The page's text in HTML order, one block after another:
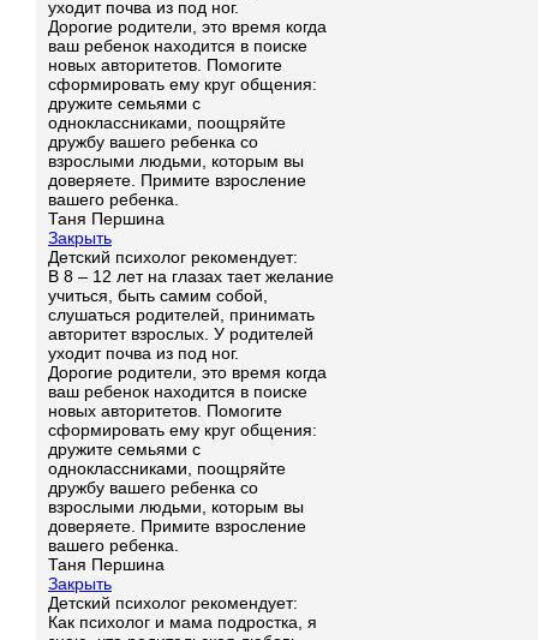
уходит почва из под ног.
Дорогие родители, это время когда
ваш ребенок находится в поиске
новых авторитетов. Помогите
сформировать ему круг общения:
дружите семьями с
одноклассниками, поощряйте
дружбу вашего ребенка со
взрослыми людьми, которым вы
доверяете. Примите взросление
вашего ребенка.
Таня Першина
Закрыть
Детский психолог рекомендует:
В 8 – 12 лет на глазах тает желание
учиться, быть самим собой,
слушаться родителей, принимать
авторитет взрослых. У родителей
уходит почва из под ног.
Дорогие родители, это время когда
ваш ребенок находится в поиске
новых авторитетов. Помогите
сформировать ему круг общения:
дружите семьями с
одноклассниками, поощряйте
дружбу вашего ребенка со
взрослыми людьми, которым вы
доверяете. Примите взросление
вашего ребенка.
Таня Першина
Закрыть
Детский психолог рекомендует:
Как психолог и мама подростка, я